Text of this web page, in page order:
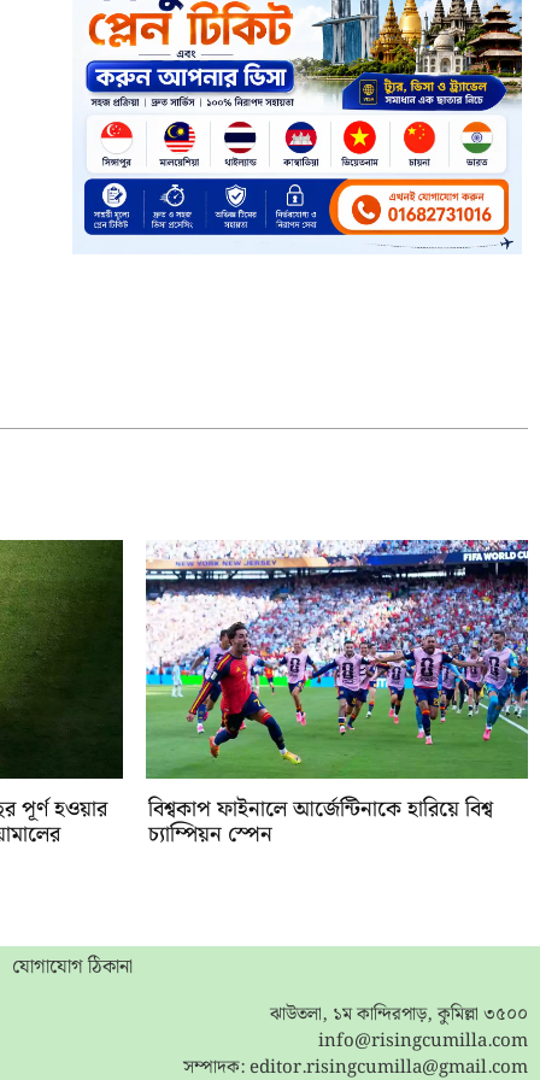
পূর্ণ হওয়ার বিশ্বকাপ ফাইনালে আর্জেন্টিনাকে হারিয়ে বিশ্ব
চ্যাম্পিয়ন স্পেন
যোগাযোগ ঠিকানা
ঝাউতলা, ১ম কান্দিরপাড়, কুমিল্লা ৩৫০০
info@risingcumilla.com
সম্পাদক:editor.risingcumilla@gmail.com